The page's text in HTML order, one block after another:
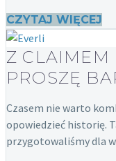
CZYTAJ WIĘCEJ
Z CLAIMEM
PROSZĘ
Czasem nie warto
opowiedzieć historię.
przygotowaliśmy dla